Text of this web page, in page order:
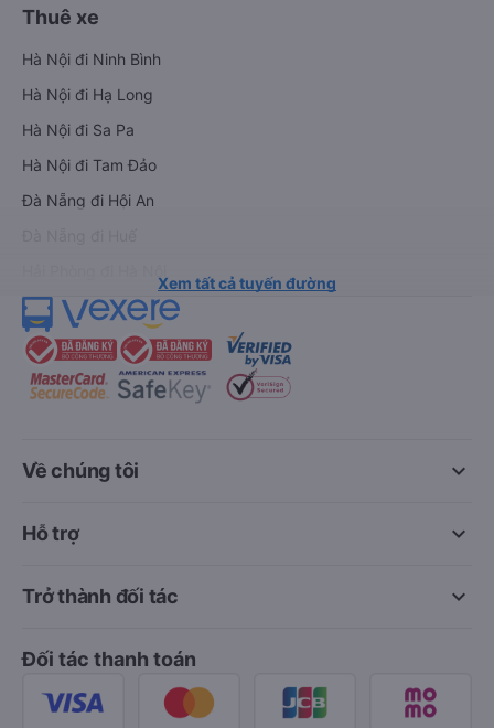
Thuê xe
Hà Nội đi Ninh Bình
Hà Nội đi Hạ Long
Hà Nội đi Sa Pa
Hà Nội đi Tam Đảo
Đà Nẵng đi Hội An
Xem tất cả tuyến đường
keyboard_arrow_down
Về chúng tôi
keyboard_arrow_down
Hỗ trợ
keyboard_arrow_down
Trở thành đối tác
Đối tác thanh toán